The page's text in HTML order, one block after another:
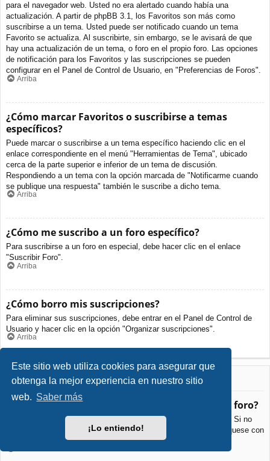
Este sitio web utiliza cookies para asegurar que
obtenga la mejor experiencia en nuestro sitio
web. Saber más
¡Lo entiendo!
para el navegador web. Usted no era alertado cuando había una
actualización. A partir de phpBB 3.1, los Favoritos son más como
suscribirse a un tema. Usted puede ser notificado cuando un tema
Favorito se actualiza. Al suscribirte, sin embargo, se le avisará de que
hay una actualización de un tema, o foro en el propio foro. Las opciones
de notificación para los Favoritos y las suscripciones se pueden
configurar en el Panel de Control de Usuario, en "Preferencias de Foros".
Arriba
¿Cómo marcar Favoritos o suscribirse a temas
específicos?
Puede marcar o suscribirse a un tema específico haciendo clic en el
enlace correspondiente en el menú "Herramientas de Tema", ubicado
cerca de la parte superior e inferior de un tema de discusión.
Respondiendo a un tema con la opción marcada de "Notificarme cuando
se publique una respuesta" también le suscribe a dicho tema.
Arriba
¿Cómo me suscribo a un foro específico?
Para suscribirse a un foro en especial, debe hacer clic en el enlace
"Suscribir Foro".
Arriba
¿Cómo borro mis suscripciones?
Para eliminar sus suscripciones, debe entrar en el Panel de Control de
Usuario y hacer clic en la opción "Organizar suscripciones".
Arriba
Archivos Adjuntos
¿Qué archivos adjuntos son permitidos en este foro?
Cada foro puede permitir o no ciertos tipos de archivos adjuntos. Si no
está seguro de que tipos de archivos se pueden cargar, comuníquese con
La Administración para obtener más información.